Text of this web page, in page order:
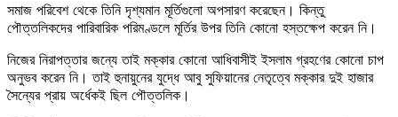
সমাজ পরিবেশ থেকে তিনি দৃশ্যমান মূর্তিগুলো অপসারণ করেছেন। কিন্তু
পৌত্তলিকদের পারিবারিক পরিমণ্ডলে মূর্তির উপর তিনি কোনো হস্তক্ষেপ করেন নি।
নিজের নিরাপত্তার জন্যে তাই মক্কার কোনো আধিবাসীই ইসলাম গ্রহণের কোনো চাপ
অনুভব করেন নি। তাই হুনায়ুনের যুদ্ধে আবু সুফিয়ানের নেতৃত্বে মক্কার দুই হাজার
সৈন্যের প্রায় অর্ধেকই ছিল পৌত্তলিক।